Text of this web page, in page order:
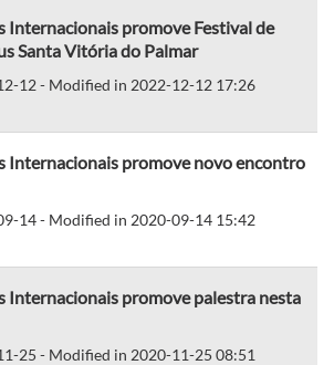
Internacionais promove Festival de
Santa Vitória do Palmar
12 - Modified in 2022-12-12 17:26
Internacionais promove novo encontro
14 - Modified in 2020-09-14 15:42
Internacionais promove palestra nesta
25 - Modified in 2020-11-25 08:51